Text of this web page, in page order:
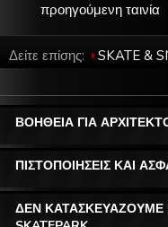
προηγούμενη ταινία
Δείτε επίσης: SKATE &
ΒΟΗΘΕΙΑ ΓΙΑ
ΠΙΣΤΟΠΟΙΗΣΕΙΣ ΚΑΙ
ΔΕΝ